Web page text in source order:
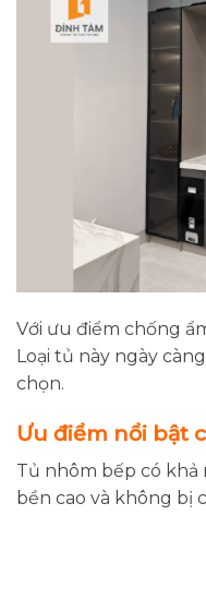
Với ưu điểm chống
Loại tủ này ngày
chọn.
Ưu điểm nổi bật
Tủ nhôm bếp có
bền cao và không bị